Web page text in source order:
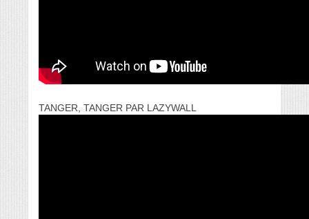
TANGER, TANGER PAR LAZYWALL